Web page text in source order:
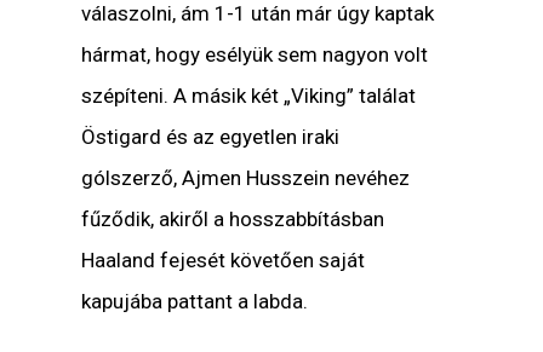
válaszolni, ám 1-1 után már úgy kaptak
hármat, hogy esélyük sem nagyon volt
szépíteni. A másik két „Viking” találat
Östigard és az egyetlen iraki
gólszerző, Ajmen Husszein nevéhez
fűződik, akiről a hosszabbításban
Haaland fejesét követően saját
kapujába pattant a labda.